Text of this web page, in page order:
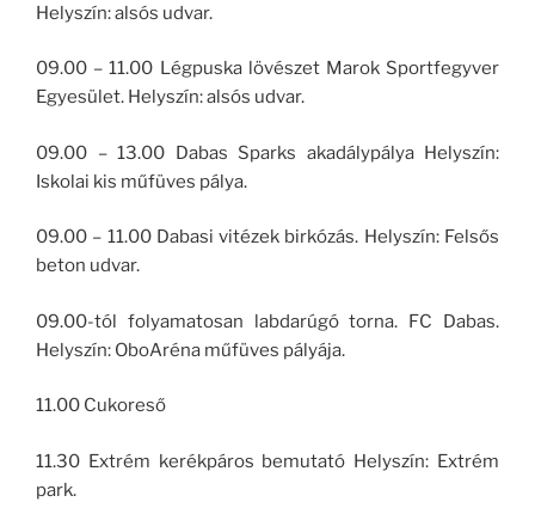
Helyszín: alsós udvar.
09.00 – 11.00 Légpuska lövészet Marok Sportfegyver
Egyesület. Helyszín: alsós udvar.
09.00 – 13.00 Dabas Sparks akadálypálya Helyszín:
Iskolai kis műfüves pálya.
09.00 – 11.00 Dabasi vitézek birkózás. Helyszín: Felsős
beton udvar.
09.00-tól folyamatosan labdarúgó torna. FC Dabas.
Helyszín: OboAréna műfüves pályája.
11.00 Cukoreső
11.30 Extrém kerékpáros bemutató Helyszín: Extrém
park.